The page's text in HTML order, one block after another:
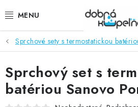
na
SPRCHOVÉ KÚTY
SPRCHOVÉ DVERE
BATÉRIE
Sprchové sety s termostatickou
Sprchový set s
batériou Sanovo